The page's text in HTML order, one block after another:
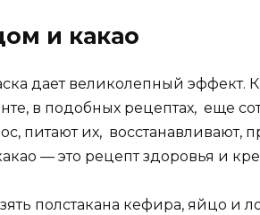
и какао
дает великолепный эффект.
в подобных рецептах, еще
питают их,
— это рецепт здоровья и
полстакана кефира, яйцо и